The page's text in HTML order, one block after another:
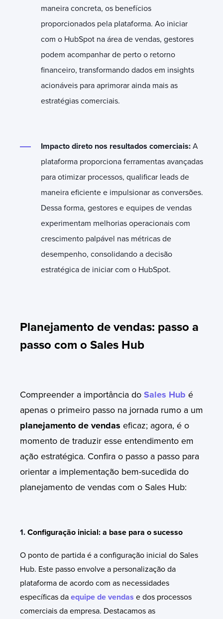
maneira concreta, os benefícios
proporcionados pela plataforma. Ao iniciar
com o HubSpot na área de vendas, gestores
podem acompanhar de perto o retorno
financeiro, transformando dados em insights
acionáveis para aprimorar ainda mais as
estratégias comerciais.
Impacto direto nos resultados comerciais: A
plataforma proporciona ferramentas avançadas
para otimizar processos, qualificar leads de
maneira eficiente e impulsionar as conversões.
Dessa forma, gestores e equipes de vendas
experimentam melhorias operacionais com
crescimento palpável nas métricas de
desempenho, consolidando a decisão
estratégica de iniciar com o HubSpot.
Planejamento de vendas: passo a
passo com o Sales Hub
Compreender a importância do Sales Hub é
apenas o primeiro passo na jornada rumo a um
planejamento de vendas eficaz; agora, é o
momento de traduzir esse entendimento em
ação estratégica. Confira o passo a passo para
orientar a implementação bem-sucedida do
planejamento de vendas com o Sales Hub:
1. Configuração inicial: a base para o sucesso
O ponto de partida é a configuração inicial do Sales
Hub. Este passo envolve a personalização da
plataforma de acordo com as necessidades
específicas da equipe de vendas e dos processos
comerciais da empresa. Destacamos as